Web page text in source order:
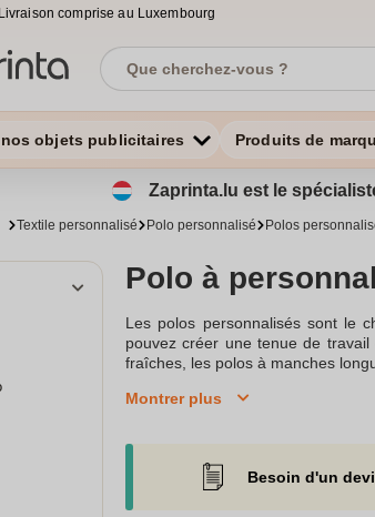
comprise au Luxembourg
objets publicitaires Produits de
Zaprinta.lu est le
Textile personnalisé Polo personnalisé Polos
Polo à
Les polos personnalisés sont le
pouvez créer une tenue de
fraîches, les polos à manches
votre choix et d'y ajouter un logo,
actions de communication et
vous économisez. Vous
dégressifs et finalisez votre
personnalisables saura répondre
Montrer plus
Besoin d'un